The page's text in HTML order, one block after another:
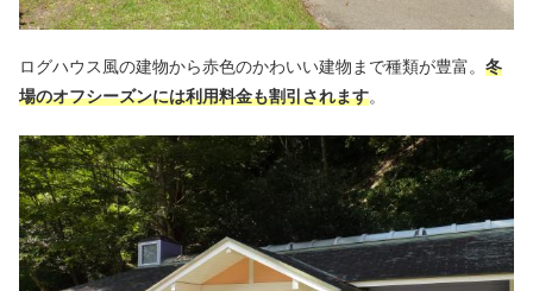
ログハウス風の建物から赤色のかわいい建物まで種類が豊富。 冬
場のオフシーズンには利用料金も割引されます。